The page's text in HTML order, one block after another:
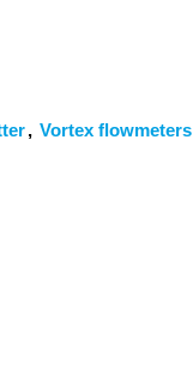
, Vortex flowmeters